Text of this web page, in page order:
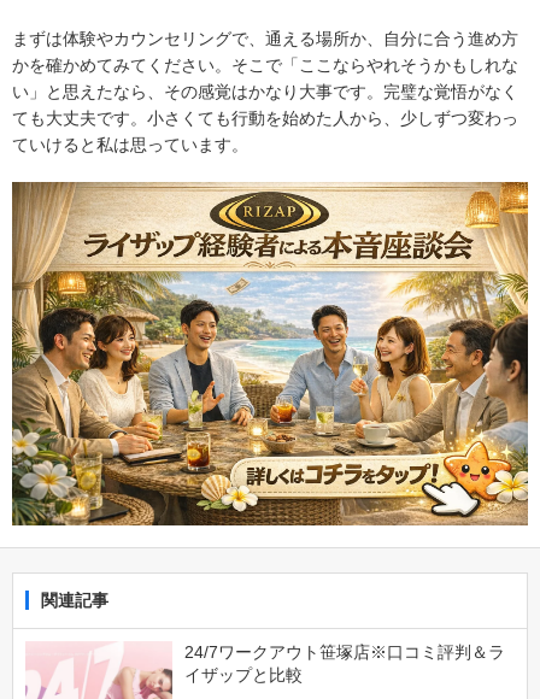
まずは体験やカウンセリングで、通える場所か、自分に合う進め方
かを確かめてみてください。そこで「ここならやれそうかもしれな
い」と思えたなら、その感覚はかなり大事です。完璧な覚悟がなく
ても大丈夫です。小さくても行動を始めた人から、少しずつ変わっ
ていけると私は思っています。
関連記事
24/7ワークアウト笹塚店※口コミ評判＆ラ
イザップと比較